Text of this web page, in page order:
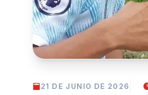
21 DE JUNIO DE 2026